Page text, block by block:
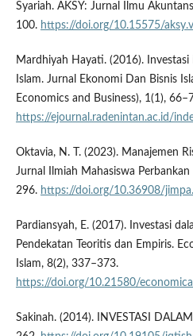
Syariah. AKSY: Jurnal Ilmu
100. https://doi.org/10.15575/
Mardhiyah Hayati. (2016).
Islam. Jurnal Ekonomi Dan Bisnis
Economics and Business), 1(1),
https://ejournal.radenintan.ac.id/
Oktavia, N. T. (2023). Manajemen
Jurnal Ilmiah Mahasiswa Perbankan
296. https://doi.org/10.36908/
Pardiansyah, E. (2017). Investasi
Pendekatan Teoritis dan Empiris.
Islam, 8(2), 337–373.
https://doi.org/10.21580/
Sakinah. (2014). INVESTASI